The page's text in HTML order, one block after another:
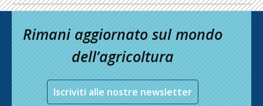
Rimani aggiornato sul mondo
dell’agricoltura
Iscriviti alle nostre newsletter